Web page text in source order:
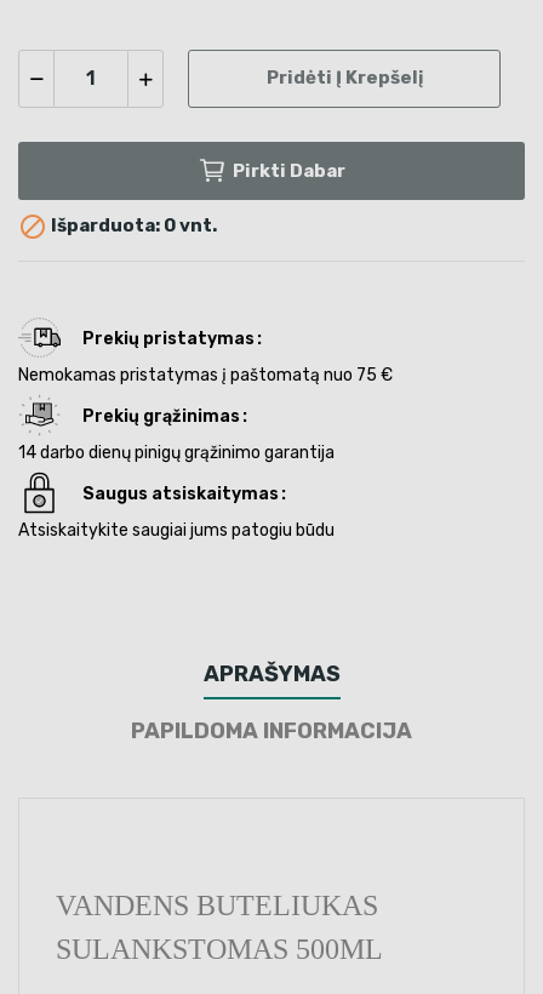
Pridėti Į Krepšelį
Pirkti Dabar
 Išparduota: 0 vnt.
Prekių pristatymas
Nemokamas pristatymas į paštomatą nuo 75 €
Prekių grąžinimas
14 darbo dienų pinigų grąžinimo garantija
Saugus atsiskaitymas
Atsiskaitykite saugiai jums patogiu būdu
APRAŠYMAS
PAPILDOMA INFORMACIJA
VANDENS BUTELIUKAS
SULANKSTOMAS 500ML